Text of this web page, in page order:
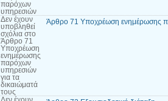
παρόχων
υπηρεσιών
Δεν έχουν
υποβληθεί
σχόλια στο
Άρθρο 71
Υποχρέωση
ενημέρωσης
παρόχων
υπηρεσιών
για τα
δικαιώματά
τους
Άρθρο 71 Υποχρέωση ενημέρωσης